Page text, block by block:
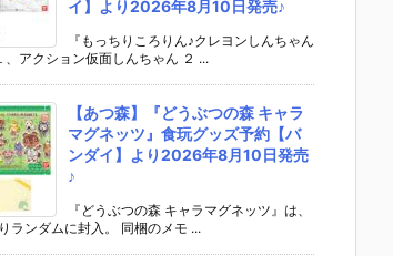
イ】より2026年8月10日発売♪
『もっちりころりん♪クレヨンしんちゃん
、アクション仮面しんちゃん ２ ...
【あつ森】『どうぶつの森 キャラ
マグネッツ』食玩グッズ予約【バ
ンダイ】より2026年8月10日発売
♪
『どうぶつの森 キャラマグネッツ』は、
ランダムに封入。 同梱のメモ ...